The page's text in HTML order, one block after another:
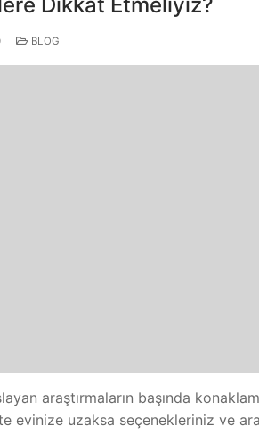
BLOG
araştırmaların başında
evinize uzaksa seçenekleriniz ve